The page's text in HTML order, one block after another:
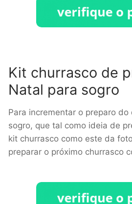
Kit churrasco de
Natal para sogro
Para incrementar o preparo do
sogro, que tal como ideia de
kit churrasco como este da
preparar o próximo churrasco